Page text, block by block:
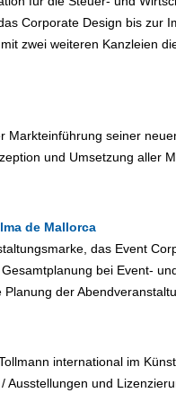
Corporate Design bis zur
zwei weiteren Kanzleien
Markteinführung seiner
und Umsetzung aller
de Mallorca
das Event
bei Event-
der
international im
und